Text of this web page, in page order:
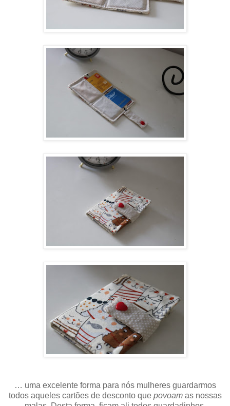
… uma excelente forma para nós mulheres guardarmos
todos aqueles cartões de desconto que povoamas nossas